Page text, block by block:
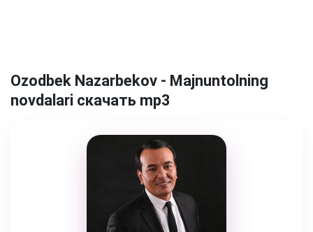
Ozodbek Nazarbekov - Majnuntolning
novdalari скачать mp3